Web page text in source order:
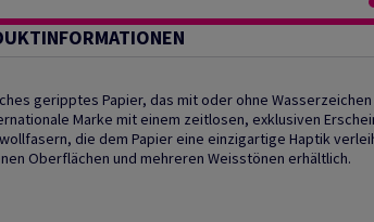
geripptes Papier, das mit oder ohne
Marke mit einem zeitlosen, exklusiven
die dem Papier eine einzigartige Haptik
Oberflächen und mehreren Weisstönen erhältlich.